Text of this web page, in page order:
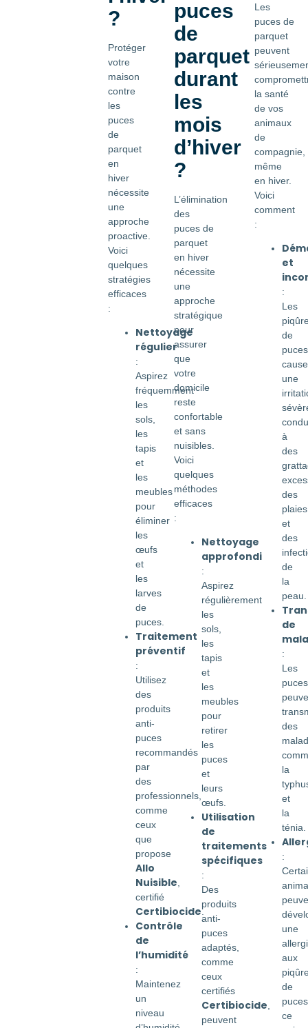
?
Protéger
votre
maison
contre
les
puces
de
parquet
en
hiver
nécessite
une
approche
proactive.
Voici
quelques
stratégies
efficaces
:
Nettoyage
régulier
:
Aspirez
fréquemment
les
sols,
les
tapis
et
les
meubles
pour
éliminer
les
œufs
et
les
larves
de
puces.
Traitement
préventif
:
Utilisez
des
produits
anti-
puces
recommandés
par
des
professionnels,
comme
ceux
que
propose
Allo
Nuisible
certifié
Certibiocide.
Contrôle
de
l’humidité
:
Maintenez
un
niveau
puces
de
parquet
durant
les
mois
d’hiver
?
L’élimination
des
puces de
parquet
en hiver
nécessite
une
approche
stratégique
pour
assurer
que
votre
domicile
reste
confortable
et sans
nuisibles.
Voici
quelques
méthodes
efficaces
:
Nettoyage
approfondi
:
Aspirez
régulièrement
les
sols,
les
tapis
et
les
meubles
pour
retirer
les
puces
et
leurs
œufs.
Utilisation
de
traitements
spécifiques
:
Des
produits
anti-
puces
adaptés,
comme
ceux
certifiés
Certibiocide,
peuvent
Les
puces de
parquet
peuvent
la santé
de vos
animaux
de
compagnie,
même
en hiver.
Voici
comment
:
et
:
Les
de
puces
une
à
des
des
et
des
de
la
peau.
de
:
Les
puces
des
la
et
la
ténia.
:
une
aux
de
ce